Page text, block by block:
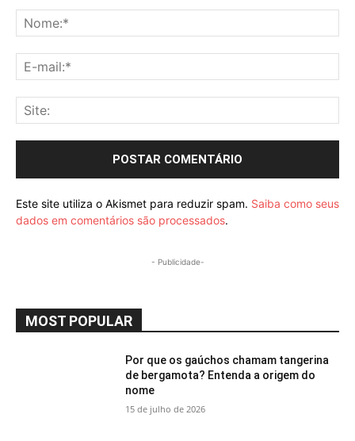
Este site utiliza o Akismet para reduzir spam. Saiba como seus
dados em comentários são processados.
- Publicidade-
MOST POPULAR
Por que os gaúchos chamam tangerina
de bergamota? Entenda a origem do
nome
15 de julho de 2026